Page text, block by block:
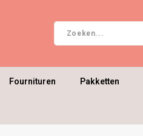
Fournituren Pakketten